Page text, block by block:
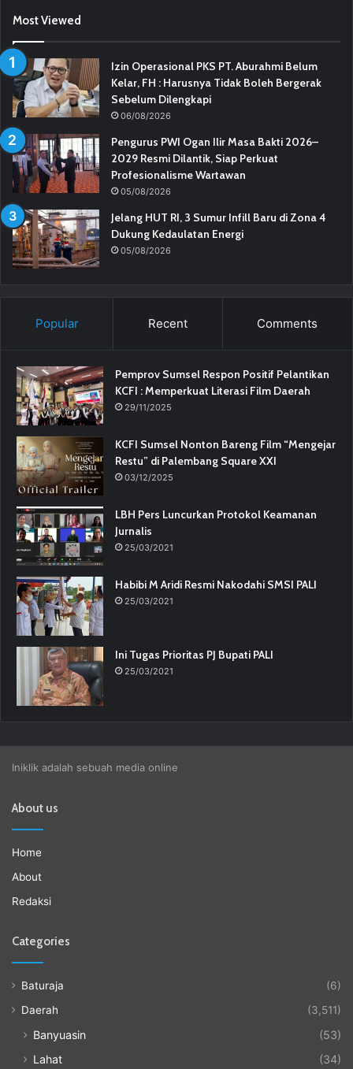
Most Viewed
Izin Operasional PKS PT. Aburahmi Belum
Kelar, FH : Harusnya Tidak Boleh Bergerak
Sebelum Dilengkapi
06/08/2026
Pengurus PWI Ogan Ilir Masa Bakti 2026–
2029 Resmi Dilantik, Siap Perkuat
Profesionalisme Wartawan
05/08/2026
Jelang HUT RI, 3 Sumur Infill Baru di Zona 4
Dukung Kedaulatan Energi
05/08/2026
Popular Recent Comments
Pemprov Sumsel Respon Positif Pelantikan
KCFI : Memperkuat Literasi Film Daerah
29/11/2025
KCFI Sumsel Nonton Bareng Film “Mengejar
Restu” di Palembang Square XXI
03/12/2025
LBH Pers Luncurkan Protokol Keamanan
Jurnalis
25/03/2021
Habibi M Aridi Resmi Nakodahi SMSI PALI
25/03/2021
Ini Tugas Prioritas PJ Bupati PALI
25/03/2021
Iniklik adalah sebuah media online
About us
Home
About
Redaksi
Categories
Baturaja
(6)
Daerah
(3,511)
Banyuasin
(53)
Lahat
(34)